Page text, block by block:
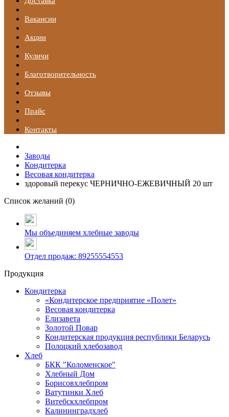
Вакансии
Акции
Куличи
Благотворительность
Отзывы
Прайс
Контакты
Заводы
Кондитерка
Весовая кондитерка
здоровый перекус ЧЕРНИЧНО-ЕЖЕВИЧНЫЙ 20 шт
Список желаний (0)
Мы объединяем хлебные заводы
Отдел продаж: 89255554553
Продукция
Кондитерка
«Кондитерское предприятие «Полет»
Весовая кондитерка
Елизавета
Золотой Повар
Кондитерская продукция республики Беларусь
Полоцкий хлебозавод
Хлеб
БКК "Коломенское"
Хлебный Дом
Борисовхлебпром
Ватутинки Хлеб
Витебскхлебпром
Калининградхлеб